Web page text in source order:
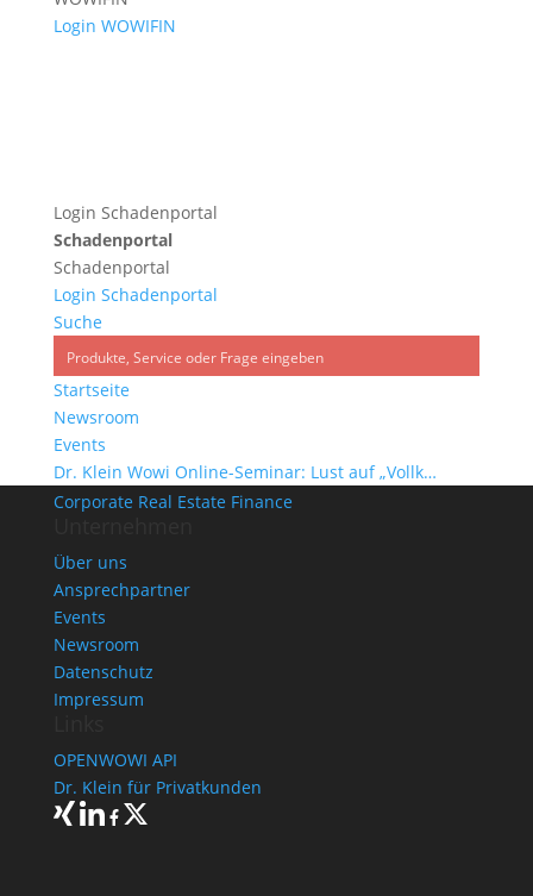
Login WOWIFIN
Login Schadenportal
Schadenportal
Schadenportal
Login Schadenportal
Suche
Startseite
Newsroom
Events
Dr. Klein Wowi Online-Seminar: Lust auf „Vollk…
Ansprechpartner finden
Folgen Sie uns
Dr. Klein Wowi Finanz AG
Dr. Klein Wowi Digital AG
Lösungen
ERP-System WOWIPORT
Versicherung
Finanzierung mit WOWIFIN
Unternehmenssteuerung
mit WOWICONTROL
Dekarbonisierung
Corporate Real Estate Finance
Über uns
Ansprechpartner
Events
Newsroom
Datenschutz
Impressum
OPENWOWI API
Dr. Klein für Privatkunden